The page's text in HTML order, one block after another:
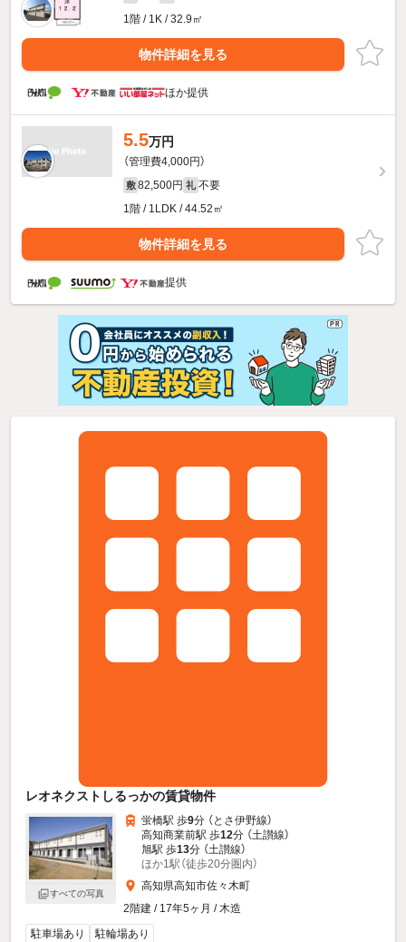
1階 / 1K / 32.9㎡
物件詳細を見る
ほか提供
5.5万円
（管理費4,000円）
敷 82,500円 礼 不要
1階 / 1LDK / 44.52㎡
物件詳細を見る
提供
レオネクストしるっかの賃貸物件
すべての写真
蛍橋駅 歩9分 （とさ伊野線）
高知商業前駅 歩12分 （土讃線）
旭駅 歩13分 （土讃線）
ほか1駅（徒歩20分圏内）
高知県高知市佐々木町
2階建 / 17年5ヶ月 / 木造
駐車場あり
駐輪場あり